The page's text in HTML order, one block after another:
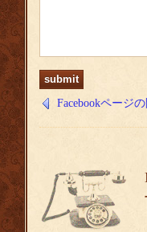
Facebookページ